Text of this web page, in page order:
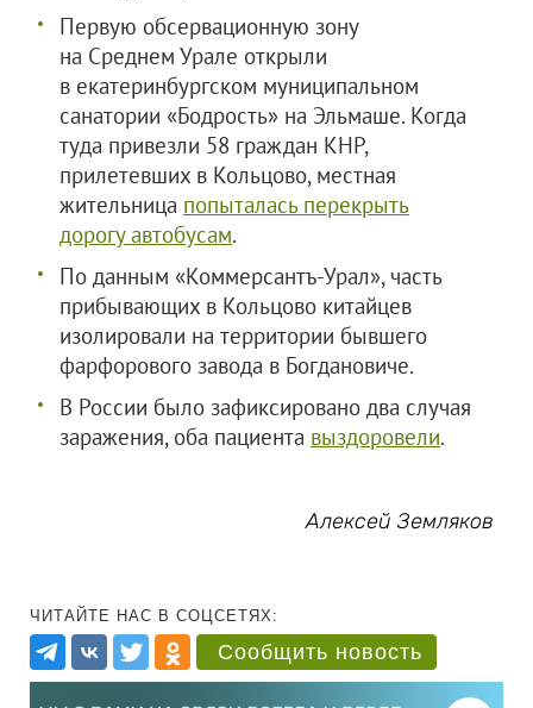
Первую обсервационную зону
на Среднем Урале открыли
в екатеринбургском муниципальном
санатории «Бодрость» на Эльмаше. Когда
туда привезли 58 граждан КНР,
прилетевших в Кольцово, местная
жительница попыталась перекрыть
дорогу автобусам.
По данным «Коммерсантъ-Урал», часть
прибывающих в Кольцово китайцев
изолировали на территории бывшего
фарфорового завода в Богдановиче.
В России было зафиксировано два случая
заражения, оба пациента выздоровели.
Алексей Земляков
ЧИТАЙТЕ НАС В СОЦСЕТЯХ:
Сообщить новость